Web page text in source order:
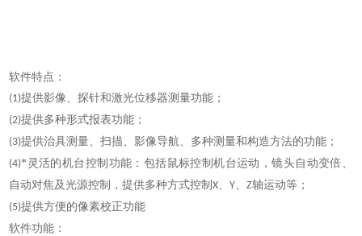
软件特点：
(1)提供影像、探针和激光位移器测量功能；
(2)提供多种形式报表功能；
(3)提供治具测量、扫描、影像导航、多种测量和构造方法的功能；
(4)*灵活的机台控制功能：包括鼠标控制机台运动，镜头自动变倍、
自动对焦及光源控制，提供多种方式控制X、Y、Z轴运动等；
(5)提供方便的像素校正功能
软件功能 ：